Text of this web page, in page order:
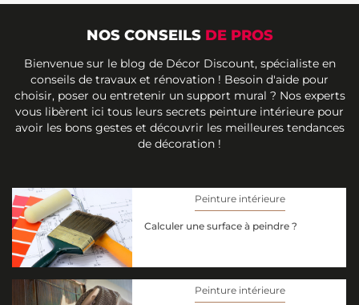
NOS CONSEILS DE PROS
Bienvenue sur le blog de Décor Discount, spécialiste en
conseils de travaux et rénovation ! Besoin d'aide pour
choisir, poser ou entretenir un support mural ? Nos experts
vous libèrent ici tous leurs secrets peinture intérieure pour
avoir les bons gestes et découvrir les meilleures tendances
de décoration !
Peinture intérieure
Calculer une surface à peindre ?
Peinture intérieure